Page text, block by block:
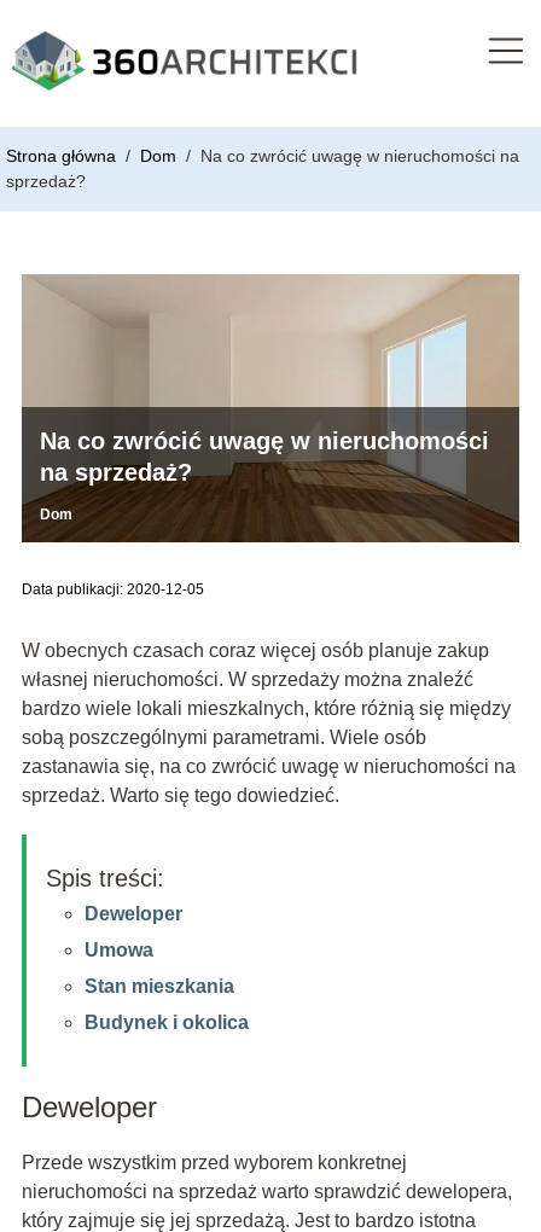
Strona główna / Dom / Na co zwrócić uwagę w nieruchomości na
sprzedaż?
Na co zwrócić uwagę w nieruchomości
na sprzedaż?
Dom
Data publikacji: 2020-12-05
W obecnych czasach coraz więcej osób planuje zakup
własnej nieruchomości. W sprzedaży można znaleźć
bardzo wiele lokali mieszkalnych, które różnią się między
sobą poszczególnymi parametrami. Wiele osób
zastanawia się, na co zwrócić uwagę w nieruchomości na
sprzedaż. Warto się tego dowiedzieć.
Spis treści:
Deweloper
Umowa
Stan mieszkania
Budynek i okolica
Deweloper
Przede wszystkim przed wyborem konkretnej
nieruchomości na sprzedaż warto sprawdzić dewelopera,
który zajmuje się jej sprzedażą. Jest to bardzo istotna